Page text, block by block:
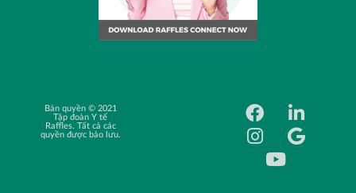
Bản quyền © 2021
Tập đoàn Y tế
Raffles. Tất cả các
quyền được bảo lưu.